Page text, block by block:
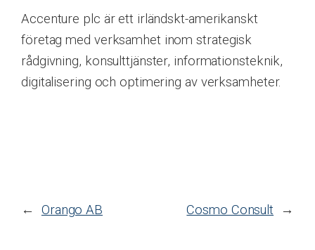
Accenture plc är ett irländskt-amerikanskt
företag med verksamhet inom strategisk
rådgivning, konsulttjänster, informationsteknik,
digitalisering och optimering av verksamheter.
← Orango AB Cosmo Consult →